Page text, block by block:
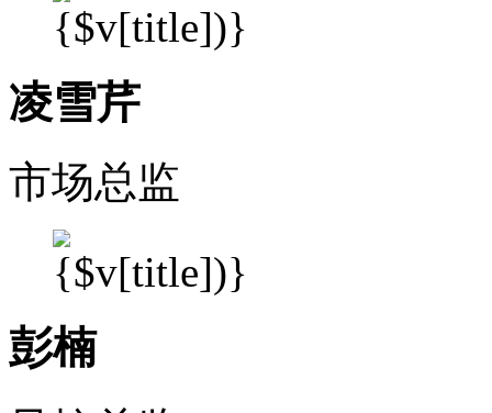
凌雪芹
市场总监
彭楠